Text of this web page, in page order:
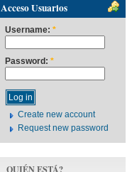
Acceso Usuarios
Username: *
Password: *
Create new account
Request new password
QUIÉN ESTÁ?